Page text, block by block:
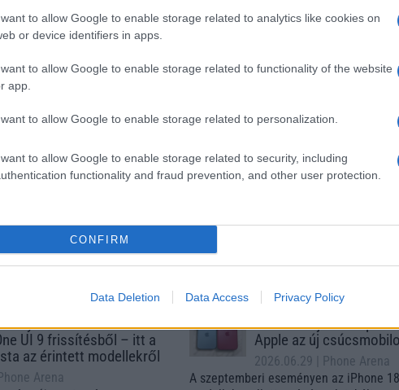
to allow Google to enable storage related to analytics like cookies on
or device identifiers in apps.
to allow Google to enable storage related to functionality of the website
app.
to allow Google to enable storage related to personalization.
to allow Google to enable storage related to security, including
functionality and fraud prevention, and other user protection.
CONFIRM
Data Deletion Data Access Privacy Policy
iPhone 17 Apple iPhone Air
Számos népszerű Samsung
készülék kimarad a
UI 9 frissítésből – itt a
az érintett modellekről
Phone Arena
iPhone 18 bemutató
ekkor rántja le a leplet
Apple az új
2026.06.29
| Phone Arena
A szeptemberi eseményen az iPhone